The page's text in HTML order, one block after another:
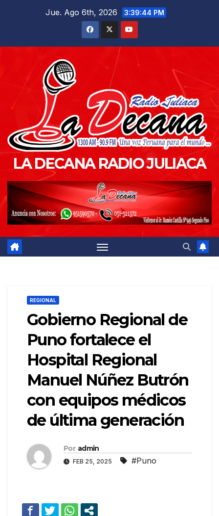
Jue. Ago 6th, 2026 3:39:45 PM
LA DECANA RADIO JULIACA
REGIONAL
Gobierno Regional de
Puno fortalece el
Hospital Regional
Manuel Núñez Butrón
con equipos médicos
de última generación
Por admin
FEB 25, 2025 #Puno